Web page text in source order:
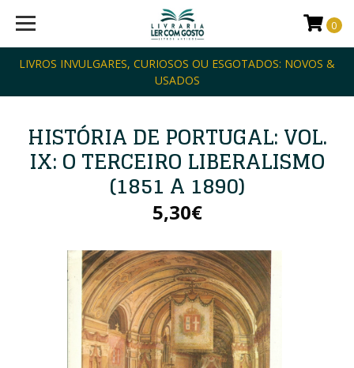
LIVROS INVULGARES, CURIOSOS OU ESGOTADOS: NOVOS &
USADOS
0
HISTÓRIA DE PORTUGAL: VOL.
IX: O TERCEIRO LIBERALISMO
(1851 A 1890)
5,30€